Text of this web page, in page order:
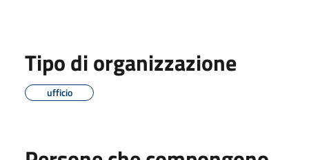
Tipo di organizzazione
ufficio